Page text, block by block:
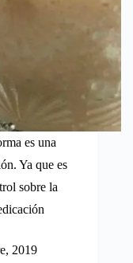
es una
Ya que es
sobre la
2019